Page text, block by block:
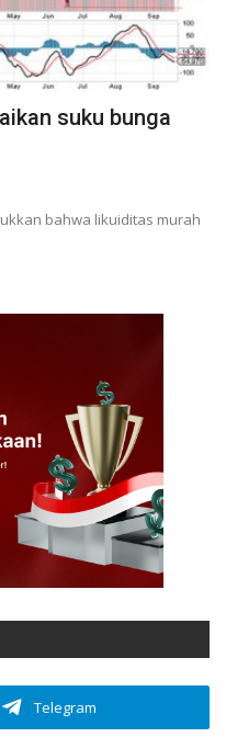
suku bunga
bahwa likuiditas murah
Telegram